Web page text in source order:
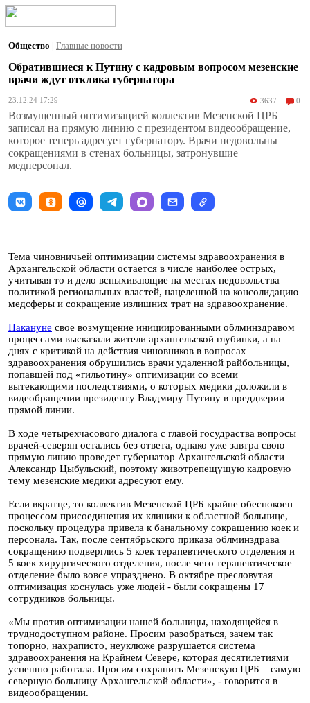
Общество | Главные новости
Обратившиеся к Путину с кадровым вопросом мезенские
врачи ждут отклика губернатора
23.12.24 17:29 3637 0
Возмущенный оптимизацией коллектив Мезенской ЦРБ
записал на прямую линию с президентом видеообращение,
которое теперь адресует губернатору. Врачи недовольны
сокращениями в стенах больницы, затронувшие
медперсонал.
Тема чиновничьей оптимизации системы здравоохранения в
Архангельской области остается в числе наиболее острых,
учитывая то и дело вспыхивающие на местах недовольства
политикой региональных властей, нацеленной на консолидацию
медсферы и сокращение излишних трат на здравоохранение.
Накануне свое возмущение инициированными облминздравом
процессами высказали жители архангельской глубинки, а на
днях с критикой на действия чиновников в вопросах
здравоохранения обрушились врачи удаленной райбольницы,
попавшей под «гильотину» оптимизации со всеми
вытекающими последствиями, о которых медики доложили в
видеобращении президенту Владмиру Путину в преддверии
прямой линии.
В ходе четырехчасового диалога с главой госудраства вопросы
врачей-северян остались без ответа, однако уже завтра свою
прямую линию проведет губернатор Архангельской области
Александр Цыбульский, поэтому животрепещущую кадровую
тему мезенские медики адресуют ему.
Если вкратце, то коллектив Мезенской ЦРБ крайне обеспокоен
процессом присоединения их клиники к областной больнице,
поскольку процедура привела к банальному сокращению коек и
персонала. Так, после сентябрьского приказа облминздрава
сокращению подверглись 5 коек терапевтического отделения и
5 коек хирургического отделения, после чего терапевтическое
отделение было вовсе упразднено. В октябре пресловутая
оптимизация коснулась уже людей - были сокращены 17
сотрудников больницы.
«Мы против оптимизации нашей больницы, находящейся в
труднодоступном районе. Просим разобраться, зачем так
топорно, нахраписто, неуклюже разрушается система
здравоохранения на Крайнем Севере, которая десятилетиями
успешно работала. Просим сохранить Мезенскую ЦРБ – самую
северную больницу Архангельской области», - говорится в
видеообращении.